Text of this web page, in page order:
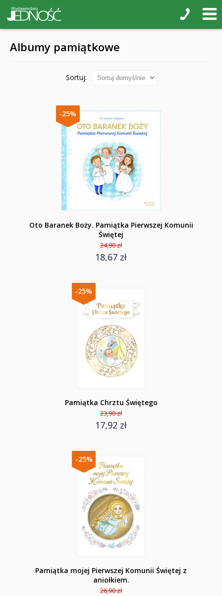
Albumy pamiątkowe
Sortuj:
-25%
Oto Baranek Boży. Pamiątka Pierwszej Komunii
Świętej
24,90 zł
18,67 zł
-25%
Pamiątka Chrztu Świętego
23,90 zł
17,92 zł
-25%
Pamiątka mojej Pierwszej Komunii Świętej z
aniołkiem.
26,90 zł